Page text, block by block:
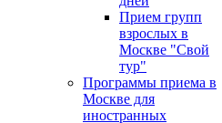
Прием групп
взрослых в
Москве "Свой
тур"
Программы приема в
Москве для
иностранных